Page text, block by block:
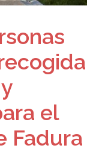
el
Fadura